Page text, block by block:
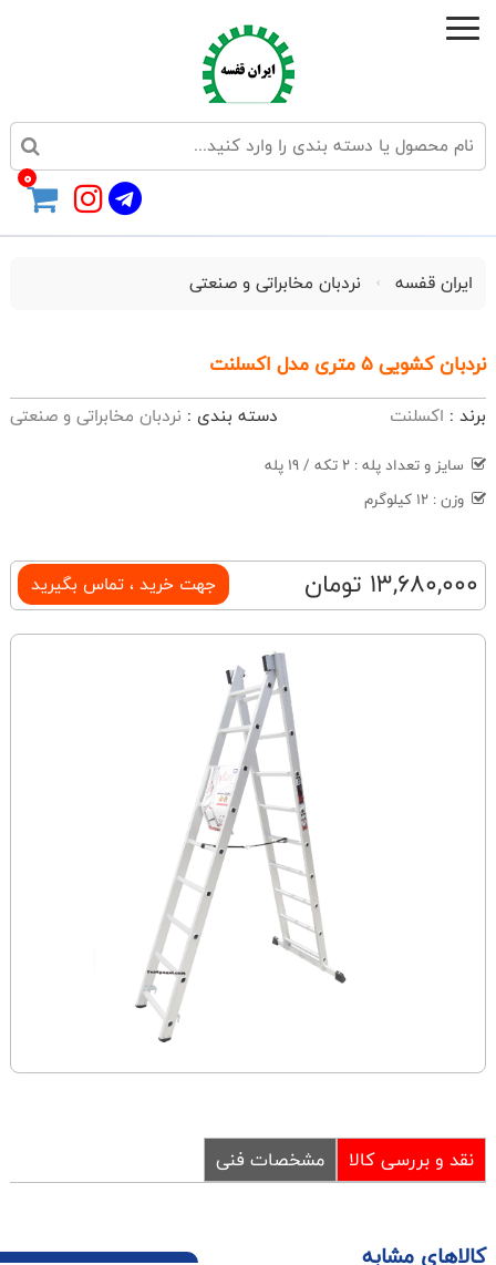
0
ایران قفسه نردبان مخابراتی و صنعتی
نردبان کشویی 5 متری مدل اکسلنت
برند : اکسلنت دسته بندی : نردبان مخابراتی و صنعتی
سایز و تعداد پله : 2 تکه / 19 پله
وزن : 12 کیلوگرم
13,680,000 تومان جهت خرید ، تماس بگیرید
نقد و بررسی کالا مشخصات فنی
کالاهای مشابه